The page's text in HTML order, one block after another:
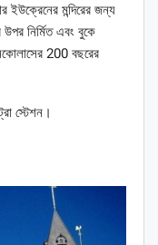
ইউক্রেনের মন্দিরের জন্য
নির্মিত এবং বুকে
200 বছরের
স্টেশন।